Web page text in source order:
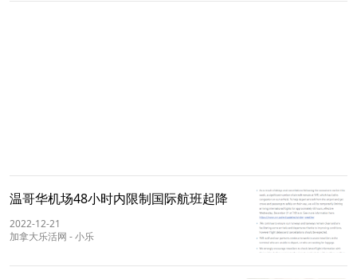
温哥华机场48小时内限制国际航班起降
2022-12-21
加拿大乐活网 -小乐